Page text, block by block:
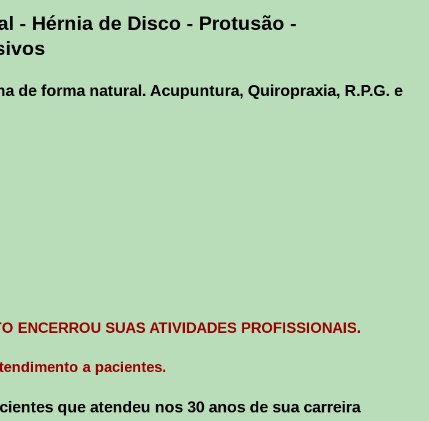
- Hérnia de Disco - Protusão -
de forma natural. Acupuntura, Quiropraxia, R.P.G. e
ENCERROU SUAS ATIVIDADES PROFISSIONAIS.
a pacientes.
que atendeu nos 30 anos de sua carreira